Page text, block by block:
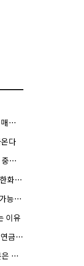
다
다
은?
쎄'
이유
언은